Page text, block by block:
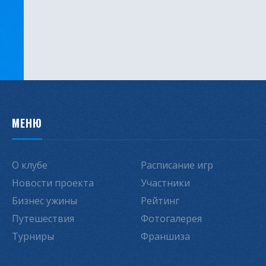
МЕНЮ
О клубе
Новости проекта
Бизнес ужины
Путешествия
Турниры
Расписание игр
Участники
Рейтинг
Фотогалерея
Франшиза